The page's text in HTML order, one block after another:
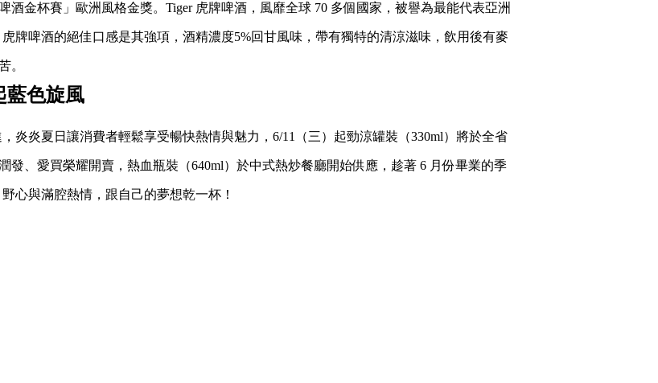
金杯賽」歐洲風格金獎。Tiger 虎牌啤酒，風靡全球 70 多個國家，被譽為最能代表亞洲
牌啤酒的絕佳口感是其強項，酒精濃度5%回甘風味，帶有獨特的清涼滋味，飲用後有麥
。
藍色旋風
炎炎夏日讓消費者輕鬆享受暢快熱情與魅力，6/11（三）起勁涼罐裝（330ml）將於全省
發、愛買榮耀開賣，熱血瓶裝（640ml）於中式熱炒餐廳開始供應，趁著 6 月份畢業的季
心與滿腔熱情，跟自己的夢想乾一杯！